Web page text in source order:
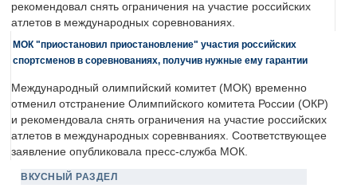
рекомендовал снять ограничения на участие российских
атлетов в международных соревнованиях.
МОК "приостановил приостановление" участия российских
спортсменов в соревнованиях, получив нужные ему гарантии
Международный олимпийский комитет (МОК) временно
отменил отстранение Олимпийского комитета России (ОКР)
и рекомендовала снять ограничения на участие российских
атлетов в международных соревнваниях. Соответствующее
заявление опубликовала пресс-служба МОК.
ВКУСНЫЙ РАЗДЕЛ